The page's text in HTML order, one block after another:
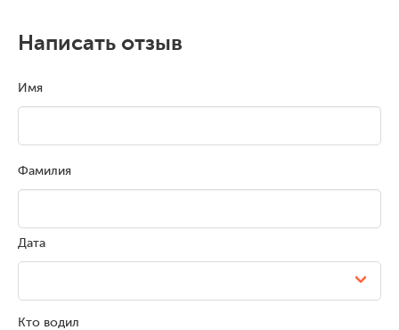
Написать отзыв
Имя
Фамилия
Дата
Кто водил